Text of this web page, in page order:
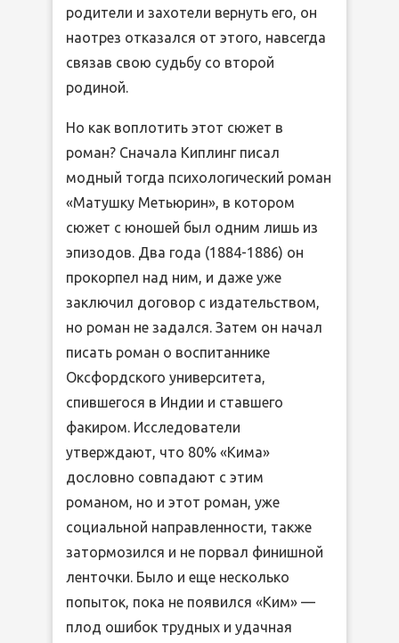
родители и захотели вернуть его, он
наотрез отказался от этого, навсегда
связав свою судьбу со второй
родиной.
Но как воплотить этот сюжет в
роман? Сначала Киплинг писал
модный тогда психологический роман
«Матушку Метьюрин», в котором
сюжет с юношей был одним лишь из
эпизодов. Два года (1884-1886) он
прокорпел над ним, и даже уже
заключил договор с издательством,
но роман не задался. Затем он начал
писать роман о воспитаннике
Оксфордского университета,
спившегося в Индии и ставшего
факиром. Исследователи
утверждают, что 80% «Кима»
дословно совпадают с этим
романом, но и этот роман, уже
социальной направленности, также
затормозился и не порвал финишной
ленточки. Было и еще несколько
попыток, пока не появился «Ким» —
плод ошибок трудных и удачная